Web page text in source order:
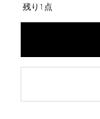
残り1点